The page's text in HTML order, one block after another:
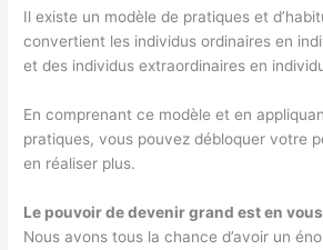
Il existe un modèle de pratiques et
convertient les individus ordinaires en
et des individus extraordinaires en
En comprenant ce modèle et en
pratiques, vous pouvez débloquer votre
en réaliser plus.
Le pouvoir de devenir grand est en
Nous avons tous la chance d’avoir un